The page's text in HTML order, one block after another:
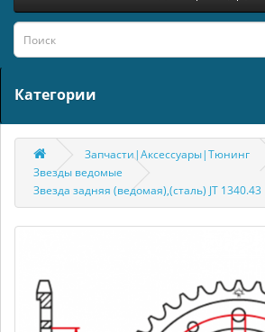
Категории
Запчасти|Аксессуары|Тюнинг
Звезды ведомые
Звезда задняя (ведомая),(сталь) JT 1340.43